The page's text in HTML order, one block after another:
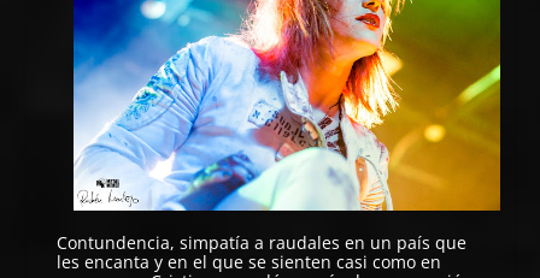
Contundencia, simpatía a raudales en un país que
les encanta y en el que se sienten casi como en